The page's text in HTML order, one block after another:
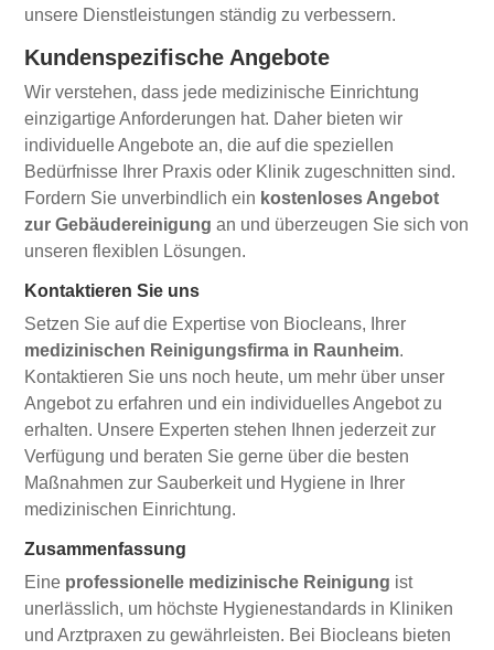
unsere Dienstleistungen ständig zu verbessern.
Kundenspezifische Angebote
Wir verstehen, dass jede medizinische Einrichtung
einzigartige Anforderungen hat. Daher bieten wir
individuelle Angebote an, die auf die speziellen
Bedürfnisse Ihrer Praxis oder Klinik zugeschnitten sind.
Fordern Sie unverbindlich ein kostenloses Angebot
zur Gebäudereinigung an und überzeugen Sie sich von
unseren flexiblen Lösungen.
Kontaktieren Sie uns
Setzen Sie auf die Expertise von Biocleans, Ihrer
medizinischen Reinigungsfirma in Raunheim.
Kontaktieren Sie uns noch heute, um mehr über unser
Angebot zu erfahren und ein individuelles Angebot zu
erhalten. Unsere Experten stehen Ihnen jederzeit zur
Verfügung und beraten Sie gerne über die besten
Maßnahmen zur Sauberkeit und Hygiene in Ihrer
medizinischen Einrichtung.
Zusammenfassung
Eine professionelle medizinische Reinigung ist
unerlässlich, um höchste Hygienestandards in Kliniken
und Arztpraxen zu gewährleisten. Bei Biocleans bieten